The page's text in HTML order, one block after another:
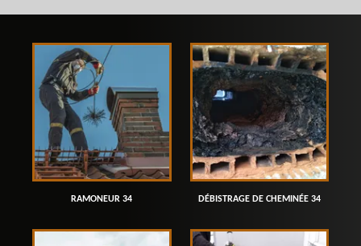
RAMONEUR 34 DÉBISTRAGE DE CHEMINÉE 34